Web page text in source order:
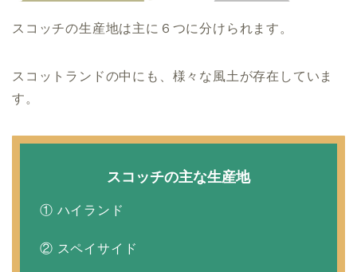
スコッチの生産地は主に６つに分けられます。
スコットランドの中にも、様々な風土が存在していま
す。
スコッチの主な生産地
① ハイランド
② スペイサイド